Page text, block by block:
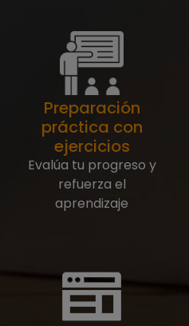
Preparación
práctica con
ejercicios
Evalúa tu progreso y
refuerza el
aprendizaje